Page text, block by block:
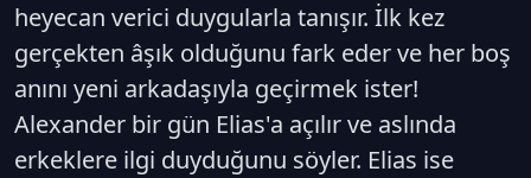
heyecan verici duygularla tanışır. İlk kez
gerçekten âşık olduğunu fark eder ve her boş
anını yeni arkadaşıyla geçirmek ister!
Alexander bir gün Elias'a açılır ve aslında
erkeklere ilgi duyduğunu söyler. Elias ise